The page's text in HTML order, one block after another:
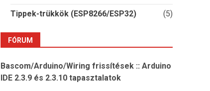
Tippek-trükkök (ESP8266/ESP32) (5)
FÓRUM
Bascom/Arduino/Wiring frissítések :: Arduino
IDE 2.3.9 és 2.3.10 tapasztalatok